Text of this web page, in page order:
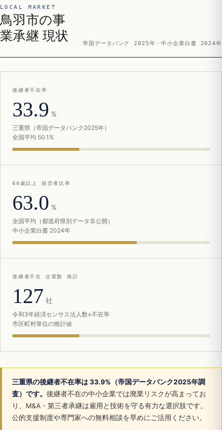
LOCAL MARKET
鳥羽市の事
業承継 現状
帝国データバンク 2025年・中小企業白書 2024年
後継者不在率
33.9 %
三重県（帝国データバンク2025年）
全国平均 50.1%
60歳以上 経営者比率
63.0 %
全国平均（都道府県別データ非公開）
中小企業白書 2024年
後継者不在 企業数 推計
127 社
令和3年経済センサス法人数×不在率
市区町村単位の推計値
三重県の後継者不在率は 33.9%（帝国データバンク2025年調
査）です。 後継者不在の中小企業では廃業リスクが高まってお
り、M&A・第三者承継は雇用と技術を守る有力な選択肢です。
公的支援制度や専門家への無料相談を早めにご活用ください。